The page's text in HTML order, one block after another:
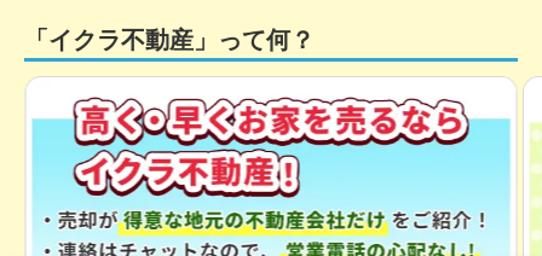
「イクラ不動産」って何？